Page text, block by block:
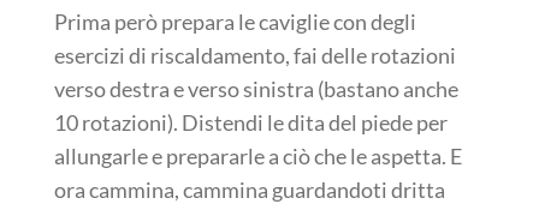
Prima però prepara le caviglie con degli
esercizi di riscaldamento, fai delle rotazioni
verso destra e verso sinistra (bastano anche
10 rotazioni). Distendi le dita del piede per
allungarle e prepararle a ciò che le aspetta. E
ora cammina, cammina guardandoti dritta